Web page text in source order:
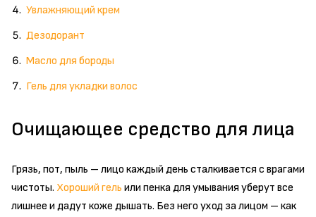
Увлажняющий крем
Дезодорант
Масло для бороды
Гель для укладки волос
Очищающее средство для лица
Грязь, пот, пыль – лицо каждый день сталкивается с врагами
чистоты. Хороший гель или пенка для умывания уберут все
лишнее и дадут коже дышать. Без него уход за лицом – как